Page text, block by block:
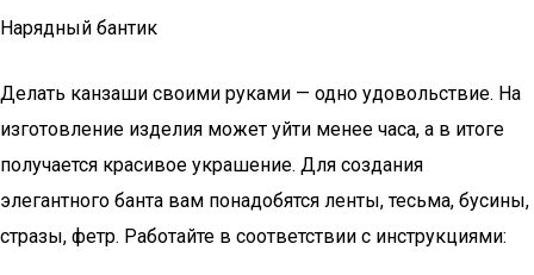
Нарядный бантик
Делать канзаши своими руками — одно удовольствие. На
изготовление изделия может уйти менее часа, а в итоге
получается красивое украшение. Для создания
элегантного банта вам понадобятся ленты, тесьма, бусины,
стразы, фетр. Работайте в соответствии с инструкциями: